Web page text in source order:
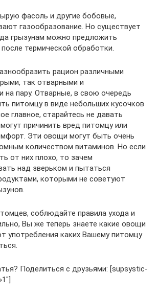
фасоль и другие бобовые,
газообразование. Но существует
грызунам можно предложить
термической обработки.
рацион различными
так отварными и
на пару. Отварные, в свою очередь
питомцу в виде небольших кусочков
главное, старайтесь не давать
причинить вред питомцу или
Эти овощи могут быть очень
количеством витаминов. Но если
от них плохо, то зачем
над зверьком и пытаться
которыми не советуют
соблюдайте правила ухода и
Вы же теперь знаете какие овощи
употребления каких Вашему питомцу
Поделиться с друзьями: [supsystic-